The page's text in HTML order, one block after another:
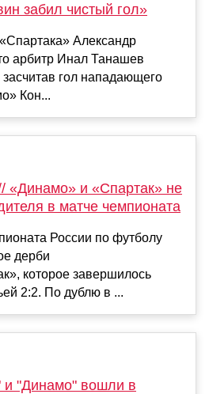
забил чистый гол»
Александр
арбитр Инал Танашев
гол нападающего
Кон...
«Динамо» и «Спартак» не
в матче чемпионата
России по футболу
дерби
которое завершилось
2:2. По дублю в ...
и "Динамо" вошли в